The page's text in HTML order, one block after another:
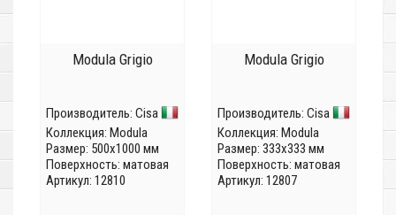
Modula Grigio
Производитель: Cisa
Коллекция: Modula
Размер: 500x1000 мм
Поверхность: матовая
Артикул: 12810
Modula Grigio
Производитель: Cisa
Коллекция: Modula
Размер: 333x333 мм
Поверхность: матовая
Артикул: 12807